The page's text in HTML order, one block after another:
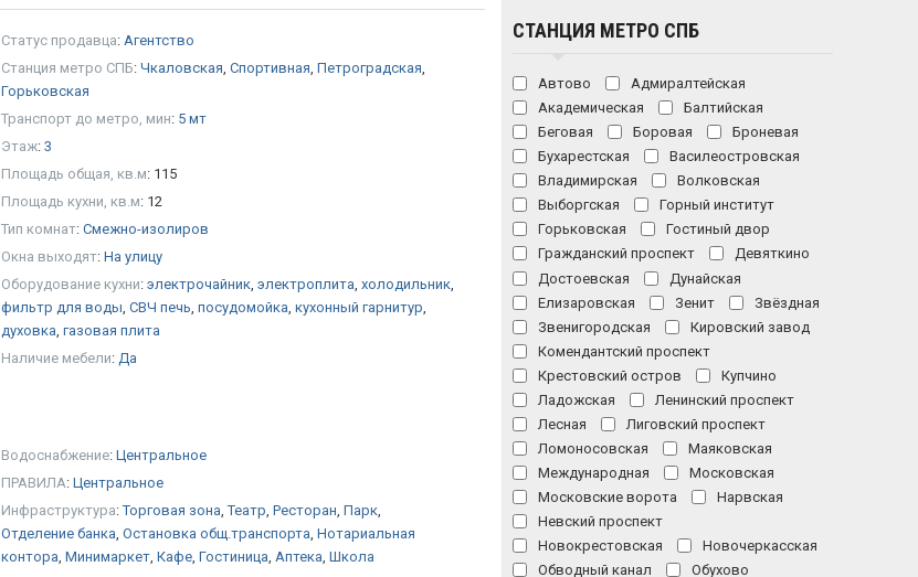
Статус продавца: Агентство
Станция метро СПБ: Чкаловская, Спортивная, Петроградская,
Горьковская
Транспорт до метро, мин: 5 мт
Этаж: 3
Площадь общая, кв.м: 115
Площадь кухни, кв.м: 12
Тип комнат: Смежно-изолиров
Окна выходят: На улицу
Оборудование кухни: электрочайник, электроплита, холодильник,
фильтр для воды, СВЧ печь, посудомойка, кухонный гарнитур,
духовка, газовая плита
Наличие мебели: Да
Водоснабжение: Центральное
ПРАВИЛА: Центральное
Инфраструктура:Торговая зона,Театр, Ресторан, Парк,
Отделение банка, Остановка общ.транспорта, Нотариальная
контора, Минимаркет, Кафе, Гостиница, Аптека, Школа
СТАНЦИЯ МЕТРО СПБ
Автово
Адмиралтейская
Академическая
Балтийская
Беговая
Боровая
Броневая
Бухарестская
Василеостровская
Владимирская
Волковская
Выборгская
Горный институт
Горьковская
Гостиный двор
Гражданский проспект
Девяткино
Достоевская
Дунайская
Елизаровская
Зенит
Звёздная
Звенигородская
Кировский завод
Комендантский проспект
Крестовский остров
Купчино
Ладожская
Ленинский проспект
Лесная
Лиговский проспект
Ломоносовская
Маяковская
Международная
Московская
Московские ворота
Нарвская
Невский проспект
Новокрестовская
Новочеркасская
Обводный канал
Обухово